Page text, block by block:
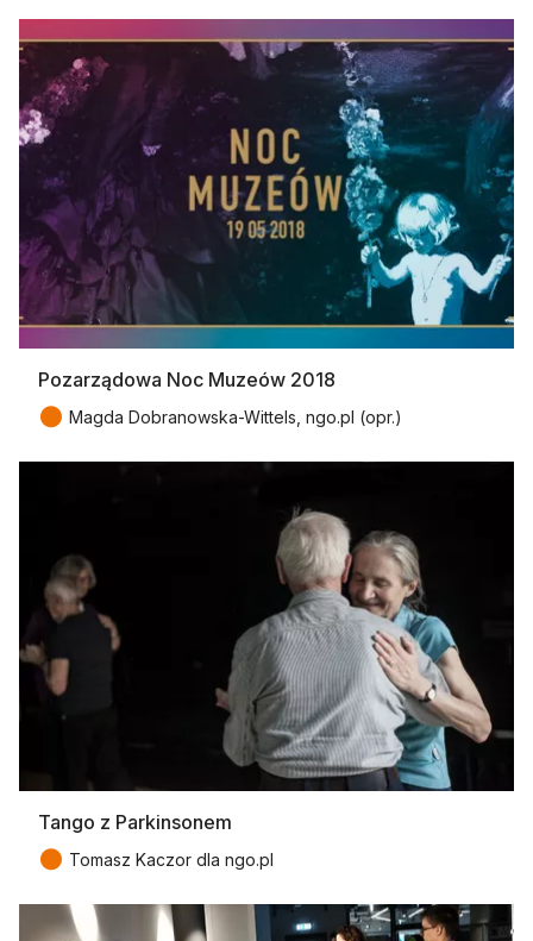
Pozarządowa Noc Muzeów 2018
● Magda Dobranowska-Wittels, ngo.pl (opr.)
Tango z Parkinsonem
● Tomasz Kaczor dla ngo.pl